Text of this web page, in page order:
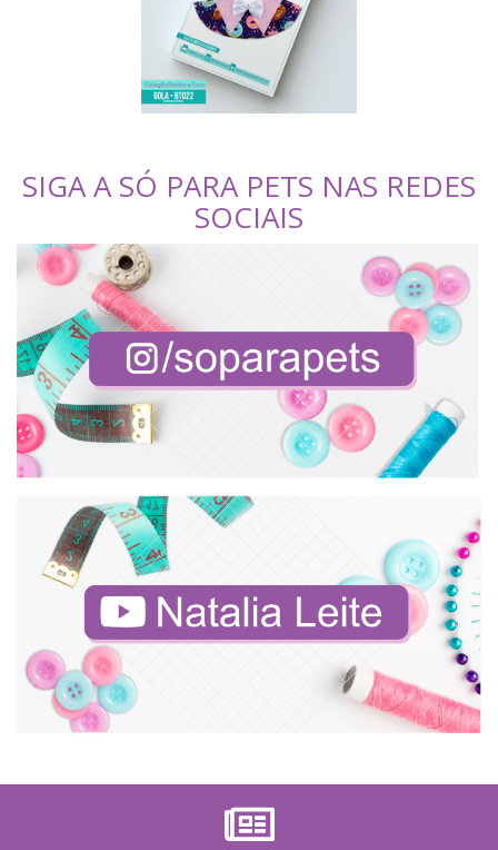
SIGA A SÓ PARA PETS NAS REDES
SOCIAIS